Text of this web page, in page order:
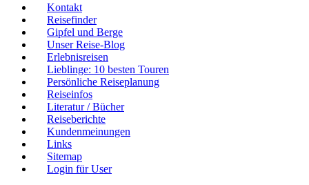
Kontakt
Reisefinder
Gipfel und Berge
Unser Reise-Blog
Erlebnisreisen
Lieblinge: 10 besten Touren
Persönliche Reiseplanung
Reiseinfos
Literatur / Bücher
Reiseberichte
Kundenmeinungen
Links
Sitemap
Login für User